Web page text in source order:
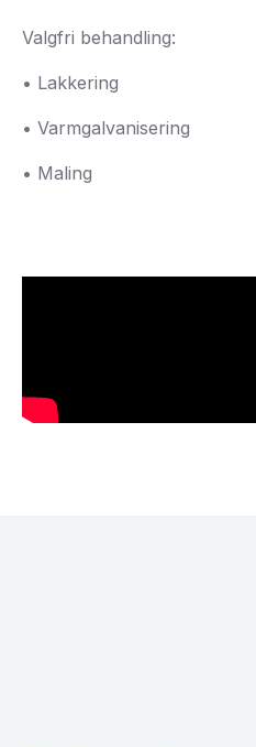
Valgfri behandling:
• Lakkering
• Varmgalvanisering
• Maling